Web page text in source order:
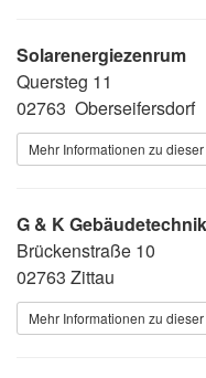
Solarenergiezenrum
Quersteg 11
02763 Oberseifersdorf
Mehr Informationen zu
G & K
Brückenstraße 10
02763 Zittau
Mehr Informationen zu